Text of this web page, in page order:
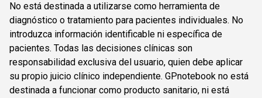
No está destinada a utilizarse como herramienta de
diagnóstico o tratamiento para pacientes individuales. No
introduzca información identificable ni específica de
pacientes. Todas las decisiones clínicas son
responsabilidad exclusiva del usuario, quien debe aplicar
su propio juicio clínico independiente. GPnotebook no está
destinada a funcionar como producto sanitario, ni está